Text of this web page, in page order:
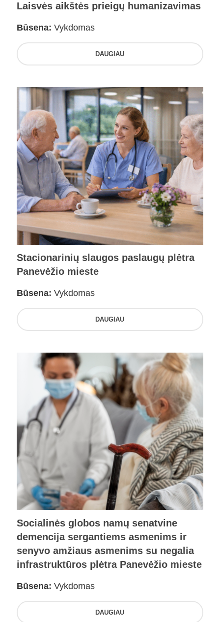
Laisvės aikštės prieigų humanizavimas
Būsena: Vykdomas
DAUGIAU
Stacionarinių slaugos paslaugų plėtra
Panevėžio mieste
Būsena: Vykdomas
DAUGIAU
Socialinės globos namų senatvine
demencija sergantiems asmenims ir
senyvo amžiaus asmenims su negalia
infrastruktūros plėtra Panevėžio mieste
Būsena: Vykdomas
DAUGIAU